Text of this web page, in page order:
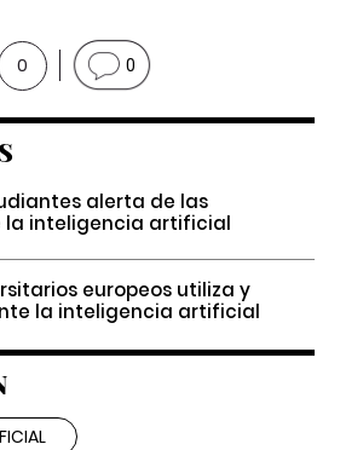
0 0
alerta de las
la inteligencia artificial
europeos utiliza y
la inteligencia artificial